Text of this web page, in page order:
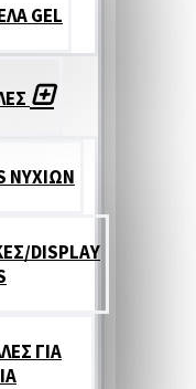
GEL
ΝΥΧΙΩΝ
DISPLAY
ΓΙΑ